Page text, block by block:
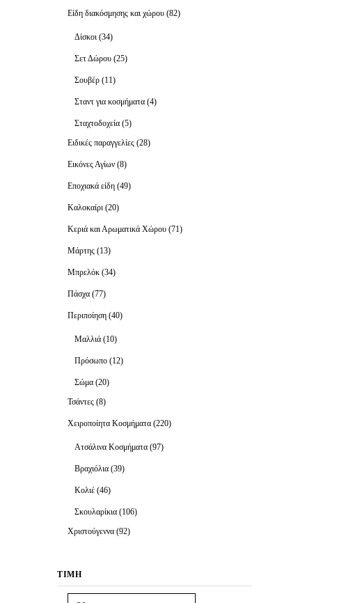
Είδη διακόσμησης και χώρου (82)
Δίσκοι (34)
Σετ Δώρου (25)
Σουβέρ (11)
Σταντ για κοσμήματα (4)
Σταχτοδοχεία (5)
Ειδικές παραγγελίες (28)
Εικόνες Αγίων (8)
Εποχιακά είδη (49)
Καλοκαίρι (20)
Κεριά και Αρωματικά Χώρου (71)
Μάρτης (13)
Μπρελόκ (34)
Πάσχα (77)
Περιποίηση (40)
Μαλλιά (10)
Πρόσωπο (12)
Σώμα (20)
Τσάντες (8)
Χειροποίητα Κοσμήματα (220)
Ατσάλινα Κοσμήματα (97)
Βραχιόλια (39)
Κολιέ (46)
Σκουλαρίκια (106)
Χριστούγεννα (92)
ΤΙΜΉ